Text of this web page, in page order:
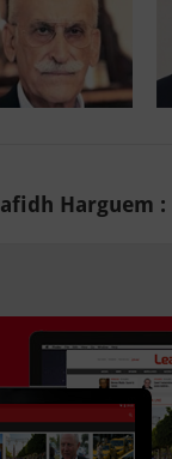
Harguem :